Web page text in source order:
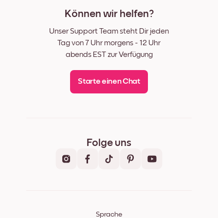
Können wir helfen?
Unser Support Team steht Dir jeden
Tag von 7 Uhr morgens - 12 Uhr
abends EST zur Verfügung
Starte einen Chat
Folge uns
Sprache